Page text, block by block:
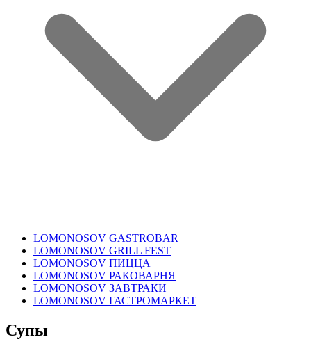
LOMONOSOV GASTROBAR
LOMONOSOV GRILL FEST
LOMONOSOV ПИЦЦА
LOMONOSOV РАКОВАРНЯ
LOMONOSOV ЗАВТРАКИ
LOMONOSOV ГАСТРОМАРКЕТ
Супы